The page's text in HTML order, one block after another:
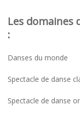
Les domaines
:
Danses du monde
Spectacle de danse
Spectacle de danse